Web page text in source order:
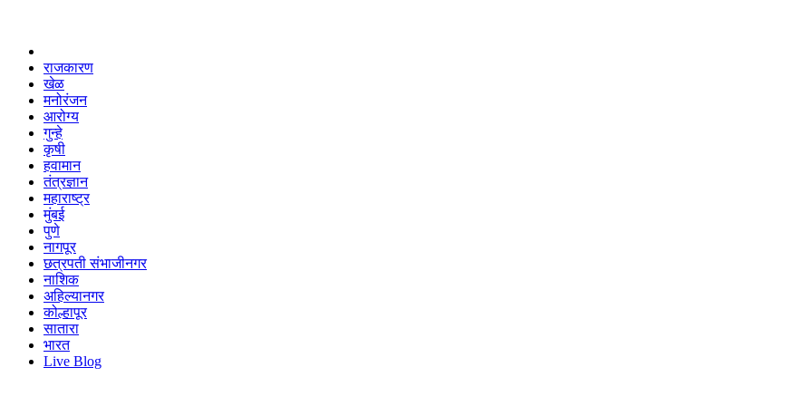
राजकारण
खेळ
मनोरंजन
आरोग्य
गुन्हे
कृषी
हवामान
तंत्रज्ञान
महाराष्ट्र
मुंबई
पुणे
नागपूर
छत्रपती संभाजीनगर
नाशिक
अहिल्यानगर
कोल्हापूर
सातारा
भारत
Live Blog